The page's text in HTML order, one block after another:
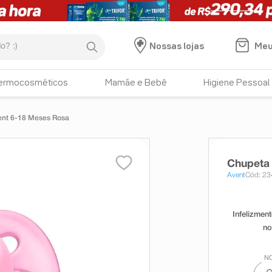
Nossas lojas
Mamãe e Bebê Higiene Pessoal
6-18 Meses Rosa
AventCód: